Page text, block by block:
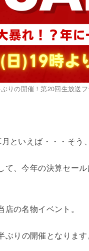
りの開催！第20回生放送
といえば・・・そう
て、今年の決算セー
の名物イベント。
りの開催となります